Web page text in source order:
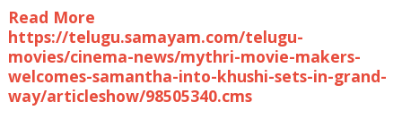
Read More
https://telugu.samayam.com/telugu-
movies/cinema-news/mythri-movie-makers-
welcomes-samantha-into-khushi-sets-in-grand-
way/articleshow/98505340.cms